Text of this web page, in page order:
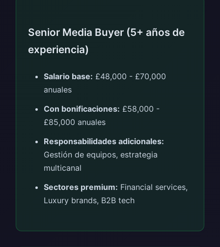
Senior Media Buyer (5+ años de
experiencia)
Salario base: £48,000 - £70,000
anuales
Con bonificaciones: £58,000 -
£85,000 anuales
Responsabilidades adicionales:
Gestión de equipos, estrategia
multicanal
Sectores premium: Financial services,
Luxury brands, B2B tech